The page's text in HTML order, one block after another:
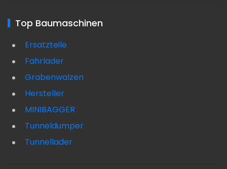
Top Baumaschinen
Ersatzteile
Fahrlader
Grabenwalzen
Hersteller
MINIBAGGER
Tunneldumper
Tunnellader